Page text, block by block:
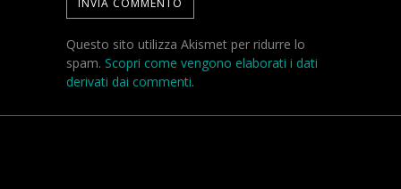
Questo sito utilizza Akismet per ridurre lo
spam. Scopri come vengono elaborati i dati
derivati dai commenti.